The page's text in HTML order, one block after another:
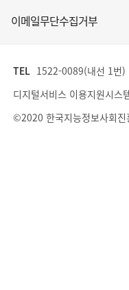
이메일무단수집거부
TEL 1522-0089(내선 1번
디지털서비스 이용지원시스
©2020 한국지능정보사회진